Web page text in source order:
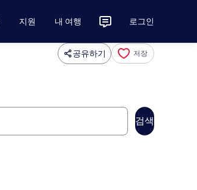
지원 내 여행 로그인
공유하기 저장
검색